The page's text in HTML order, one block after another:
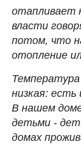
отапливает
власти
потом, что
отопление
низкая: есть
В нашем
детьми -
домах